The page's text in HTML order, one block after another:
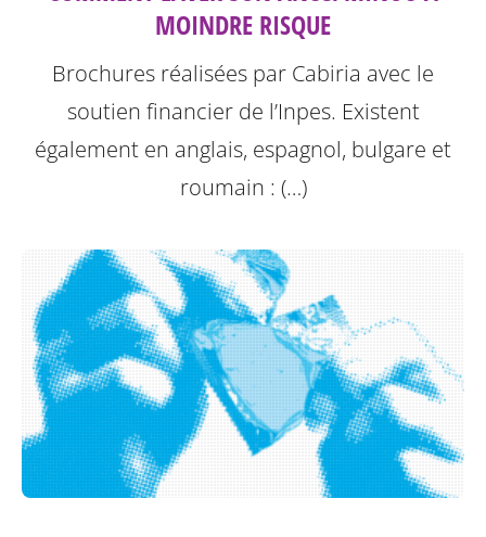
MOINDRE RISQUE
Brochures réalisées par Cabiria avec le
soutien financier de l’Inpes. Existent
également en anglais, espagnol, bulgare et
roumain : (…)